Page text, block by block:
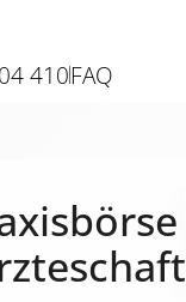
410FAQ